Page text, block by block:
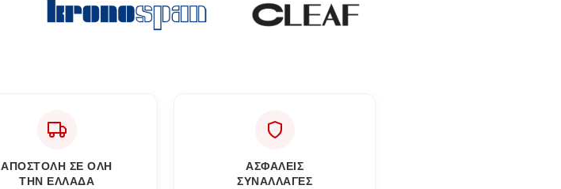
ΑΠΟΣΤΟΛΗ ΣΕ ΟΛΗ
ΤΗΝ ΕΛΛΑΔΑ
ΑΣΦΑΛΕΙΣ
ΣΥΝΑΛΛΑΓΕΣ